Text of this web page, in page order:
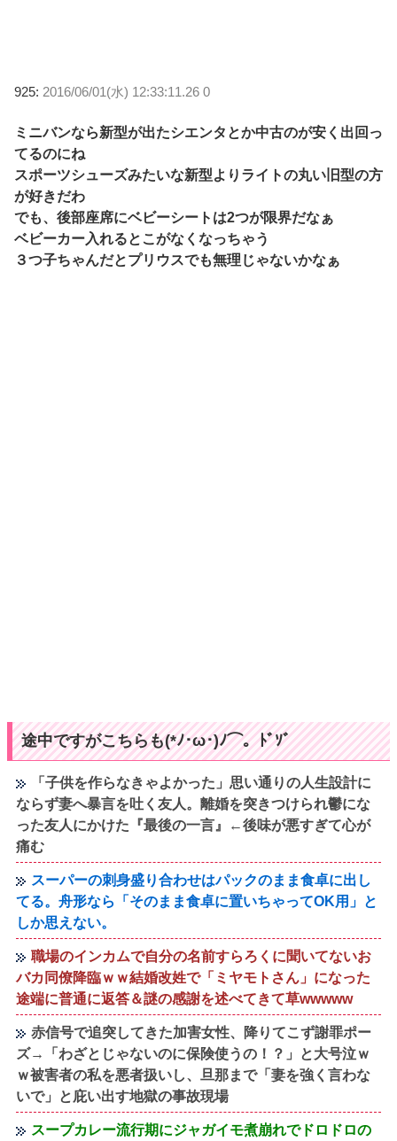
925: 2016/06/01(水) 12:33:11.26 0
ミニバンなら新型が出たシエンタとか中古のが安く出回っ
てるのにね
スポーツシューズみたいな新型よりライトの丸い旧型の方
が好きだわ
でも、後部座席にベビーシートは2つが限界だなぁ
ベビーカー入れるとこがなくなっちゃう
３つ子ちゃんだとプリウスでも無理じゃないかなぁ
途中ですがこちらも(*ﾉ･ω･)ﾉ⌒。ﾄﾞｿﾞ
「子供を作らなきゃよかった」思い通りの人生設計に
ならず妻へ暴言を吐く友人。離婚を突きつけられ鬱にな
った友人にかけた『最後の一言』←後味が悪すぎて心が
痛む
スーパーの刺身盛り合わせはパックのまま食卓に出し
てる。舟形なら「そのまま食卓に置いちゃってOK用」と
しか思えない。
職場のインカムで自分の名前すらろくに聞いてないお
バカ同僚降臨ｗｗ結婚改姓で「ミヤモトさん」になった
途端に普通に返答＆謎の感謝を述べてきて草wwwww
赤信号で追突してきた加害女性、降りてこず謝罪ポー
ズ→「わざとじゃないのに保険使うの！？」と大号泣ｗ
ｗ被害者の私を悪者扱いし、旦那まで「妻を強く言わな
いで」と庇い出す地獄の事故現場
スープカレー流行期にジャガイモ煮崩れでドロドロの